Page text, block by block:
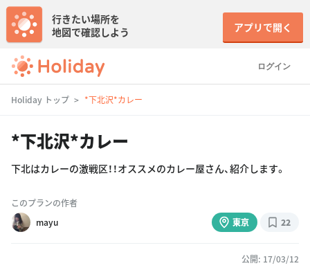
ログイン
行きたい場所を
地図で確認しよう
アプリで開く
Holiday トップ *下北沢*カレー
*下北沢*カレー
下北はカレーの激戦区！！オススメのカレー屋さん、紹介します。
このプランの作者
mayu
東京 22
公開: 17/03/12